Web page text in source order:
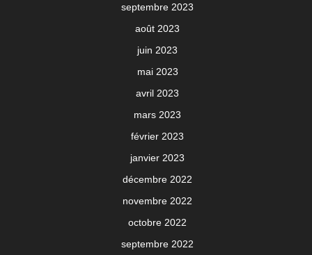
septembre 2023
août 2023
juin 2023
mai 2023
avril 2023
mars 2023
février 2023
janvier 2023
décembre 2022
novembre 2022
octobre 2022
septembre 2022